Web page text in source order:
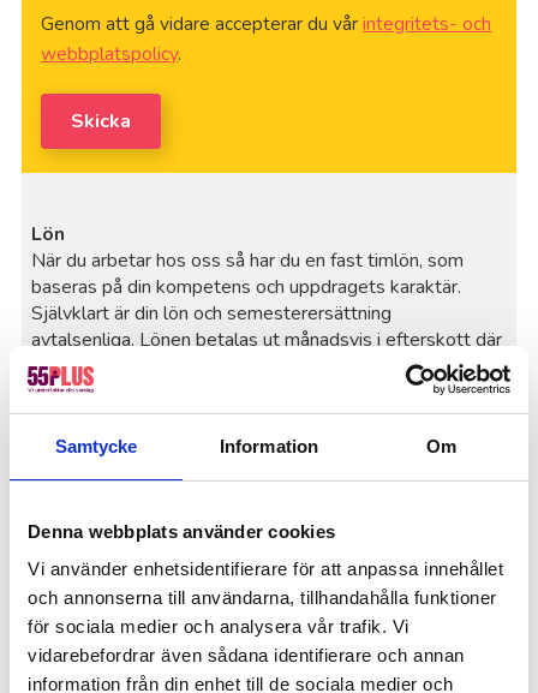
Samtycke Information Om
Denna webbplats använder cookies
Vi använder enhetsidentifierare för att anpassa innehållet
och annonserna till användarna, tillhandahålla funktioner
för sociala medier och analysera vår trafik. Vi
vidarebefordrar även sådana identifierare och annan
information från din enhet till de sociala medier och
Genom att gå vidare accepterar du vårintegritets- och
webbplatspolicy.
Skicka
Lön
När du arbetar hos oss så har du en fast timlön, som
baseras på din kompetens och uppdragets karaktär.
Självklart är din lön och semesterersättning
avtalsenliga. Lönen betalas ut månadsvis i efterskott där
utbetalning sker den 25:e varje månad. En
lönespecifikation skickas hem till dig några dagar innan
utbetalning.
Körersättning
Körersättning utgår när du tar dig till och från samt
regler, mer information finns påSkatteverkets hemsida
Försäkring och personlig säkerhet
Som anställd hos 55Plus är du försäkrad under uppdrag,
samt under resa till och från arbete, genom vår försäkring
hos Fora som täcker utlägg i samband med skador.